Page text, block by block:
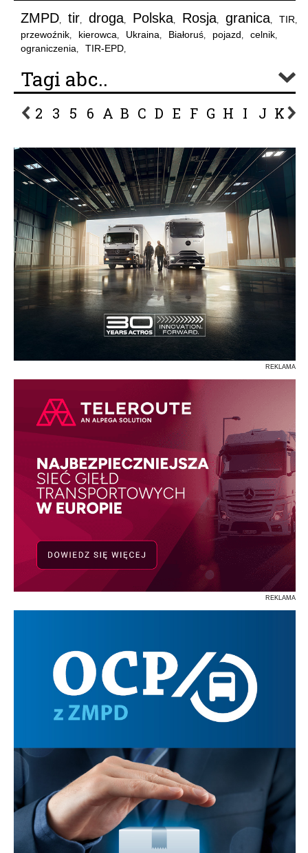
ZMPD, tir, droga, Polska, Rosja, granica, TIR,
przewoźnik, kierowca, Ukraina, Białoruś, pojazd, celnik,
ograniczenia, TIR-EPD,
Tagi abc..
2 3 5 6 A B C D E F G H I J K L
REKLAMA
REKLAMA